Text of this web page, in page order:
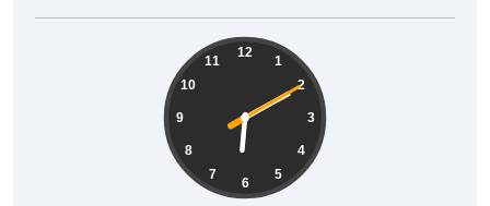
12
1
2
3
4
5
6
7
8
9
10
11